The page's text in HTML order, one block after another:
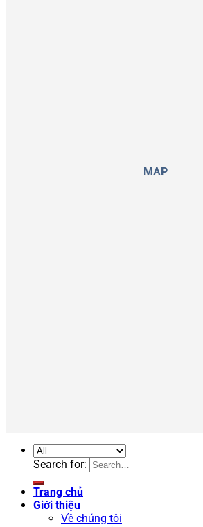
MAP
Search for:
Trang chủ
Giới thiệu
Về chúng tôi